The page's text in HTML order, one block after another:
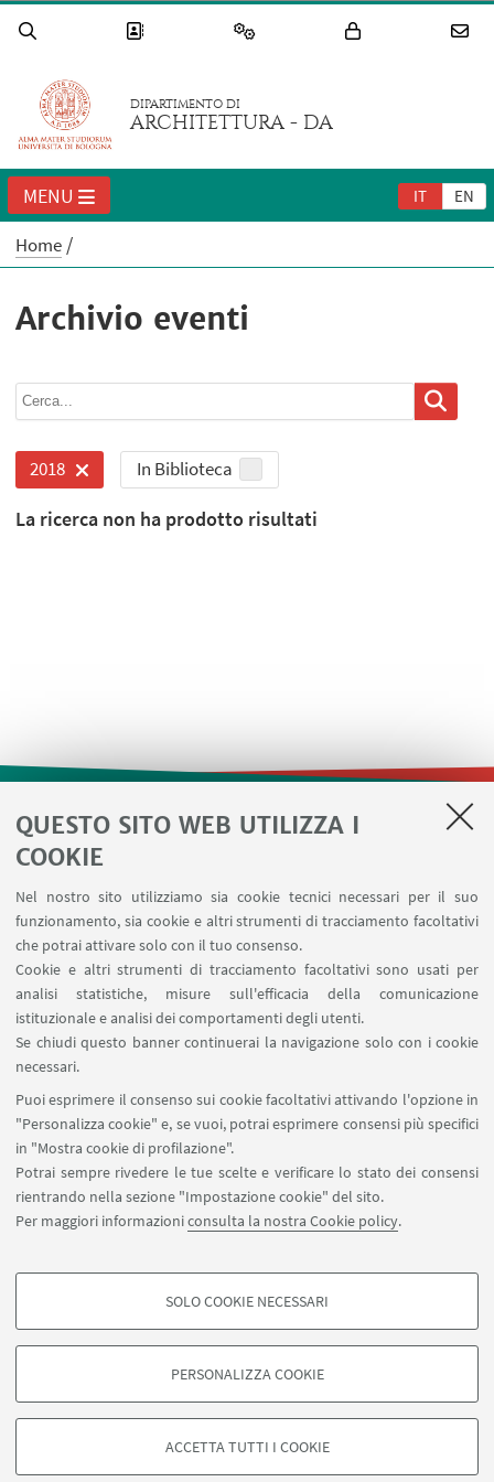
QUESTO SITO WEB UTILIZZA I
COOKIE
Nel nostro sito utilizziamo sia cookie tecnici necessari per il suo
funzionamento, sia cookie e altri strumenti di tracciamento facoltativi
che potrai attivare solo con il tuo consenso.
Cookie e altri strumenti di tracciamento facoltativi sono usati per
analisi statistiche, misure sull'efficacia della comunicazione
istituzionale e analisi dei comportamenti degli utenti.
Se chiudi questo banner continuerai la navigazione solo con i cookie
necessari.
Puoi esprimere il consenso sui cookie facoltativi attivando l'opzione in
"Personalizza cookie" e, se vuoi, potrai esprimere consensi più specifici
in "Mostra cookie di profilazione".
Potrai sempre rivedere le tue scelte e verificare lo stato dei consensi
rientrando nella sezione "Impostazione cookie" del sito.
Per maggiori informazioniconsulta la nostra Cookie policy.
COOKIE DI PROFILAZIONE - FACOLTATIVI
degli utenti, creare profili in base al loro comportamento sul sito, per analisi
di marketing.
Google/Youtube Video
SOLO COOKIE NECESSARI
PERSONALIZZA COOKIE
ACCETTA TUTTI I COOKIE
DIPARTIMENTO DI
ARCHITETTURA - DA
IT EN
MENU
Home
Archivio eventi
2018 In Biblioteca
La ricerca non ha prodotto risultati
LINK UTILI
Area riservata
Prenotazione risorse
SEGUI IL DIPARTIMENTO SU:
SEGUI UNIBO SU:
APP:
©Copyright 2026 - ALMA MATER STUDIORUM - Università di
Bologna - Via Zamboni, 33 - 40126 Bologna - PI: 01131710376 - CF:
80007010376
Privacy
Note legali
Informazioni sul sito e accessibilità
Impostazioni Cookie